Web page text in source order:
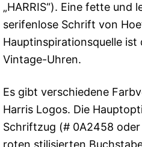
„HARRIS“). Eine fette und
serifenlose Schrift von
Hauptinspirationsquelle ist
Vintage-Uhren.
Es gibt verschiedene
Harris Logos. Die
Schriftzug (# 0A2458 oder
roten stilisierten